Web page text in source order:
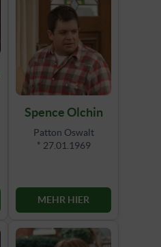
Spence Olchin
Patton Oswalt
* 27.01.1969
MEHR HIER